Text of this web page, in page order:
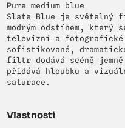
Pure medium blue
Slate Blue je světelný
modrým odstínem, který
televizní a fotografické
sofistikované,
filtr dodává scéně
přidává hloubku a
saturace.
Vlastnosti